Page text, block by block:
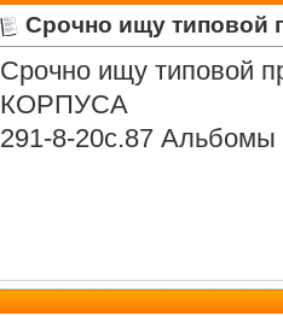
Срочно ищу типовой
Срочно ищу
КОРПУСА
291-8-20с.87 Альбомы